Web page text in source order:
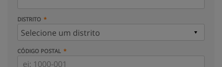
DISTRITO
CÓDIGO POSTAL